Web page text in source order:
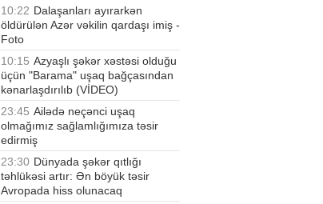
10:22 Dalaşanları ayırarkən
öldürülən Azər vəkilin qardaşı imiş -
Foto
10:15 Azyaşlı şəkər xəstəsi olduğu
üçün "Barama" uşaq bağçasından
kənarlaşdırılıb (VİDEO)
23:45 Ailədə neçənci uşaq
olmağımız sağlamlığımıza təsir
edirmiş
23:30 Dünyada şəkər qıtlığı
təhlükəsi artır: Ən böyük təsir
Avropada hiss olunacaq